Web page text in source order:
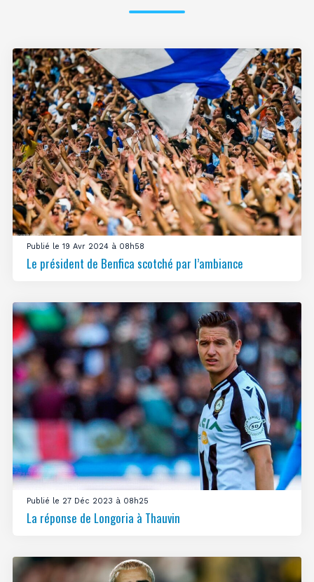
Publié le 19 Avr 2024 à 08h58
Le président de Benfica scotché par l’ambiance
Publié le 27 Déc 2023 à 08h25
La réponse de Longoria à Thauvin